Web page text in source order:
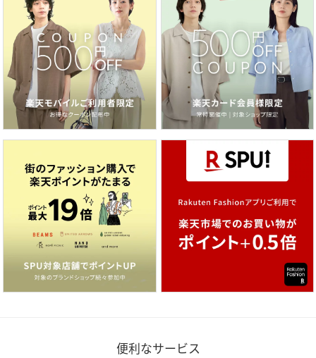
便利なサービス